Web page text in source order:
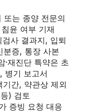
또는 종양 전문의
윤 여부 기재
사 결과지, 입퇴
분증, 통장 사본
·재진단 특약은 초
병기 보고서
간, 약관상 제외
) 검토
증빙 요청 대응